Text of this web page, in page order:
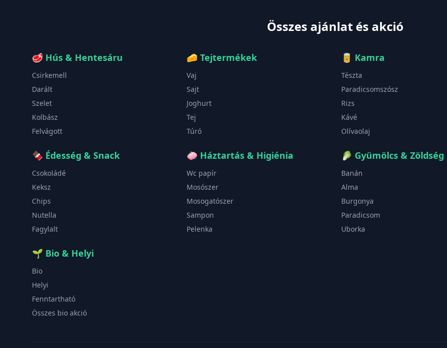
Összes ajánlat és akció
🥩 Hús & Hentesáru
Csirkemell
Darált
Szelet
Kolbász
Felvágott
🧀 Tejtermékek
Vaj
Sajt
Joghurt
Tej
Túró
🥫 Kamra
Tészta
Paradicsomszósz
Rizs
Kávé
Olívaolaj
🍫 Édesség & Snack
Csokoládé
Keksz
Chips
Nutella
Fagylalt
🧼 Háztartás & Higiénia
Wc papír
Mosószer
Mosogatószer
Sampon
Pelenka
🥬 Gyümölcs & Zöldség
Banán
Alma
Burgonya
Paradicsom
Uborka
🌱 Bio & Helyi
Bio
Helyi
Fenntartható
Összes bio akció